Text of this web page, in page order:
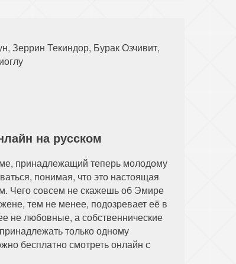
серия
Зеррин Текиндор, Бурак Озчивит,
на русском
принадлежащий теперь молодому
понимая, что это настоящая
Чего совсем не скажешь об Эмире
тем не менее, подозревает её в
не любовные, а собственнические
только одному
бесплатно смотреть онлайн с